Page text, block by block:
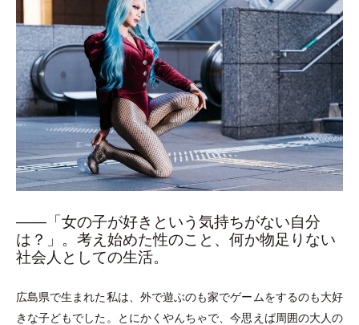
――「女の子が好きという気持ちがない自分
は？」。考え始めた性のこと、何か物足りない
社会人としての生活。
広島県で生まれた私は、外で遊ぶのも家でゲームをするのも大好
きな子どもでした。とにかくやんちゃで、今思えば周囲の大人の